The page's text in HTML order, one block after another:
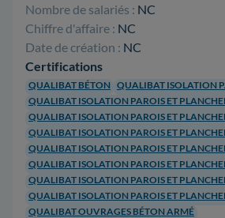
Nombre de salariés : NC
Chiffre d'affaire : NC
Date de création : NC
Certifications
QUALIBAT BÉTON QUALIBAT ISOLATION
QUALIBAT ISOLATION PAROIS ET
QUALIBAT ISOLATION PAROIS ET
QUALIBAT ISOLATION PAROIS ET
QUALIBAT ISOLATION PAROIS ET
QUALIBAT ISOLATION PAROIS ET
QUALIBAT ISOLATION PAROIS ET
QUALIBAT ISOLATION PAROIS ET
QUALIBAT OUVRAGES BÉTON ARMÉ